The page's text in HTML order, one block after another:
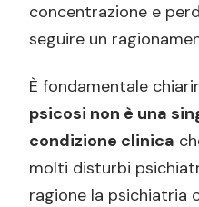
La psicosi è una
Quali sono le
Quali disturbi
Che differenza
cronica?
concentrazione e
seguire un
È fondamentale
psicosi non è una
condizione clinica
molti disturbi
ragione la psichiatria